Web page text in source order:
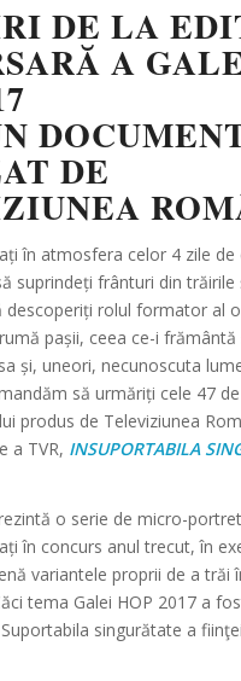
DE LA
A
DE
în atmosfera celor 4 zile de
suprindeți frânturi din trăirile
descoperiți rolul formator al
pașii, ceea ce-i frământă
și, uneori, necunoscuta
să urmăriți cele 47
produs de Televiziunea
a TVR, INSUPORTABILA
o serie de micro-
în concurs anul trecut, în
variantele proprii de a trăi
tema Galei HOP 2017 a
Suportabila singurătate a